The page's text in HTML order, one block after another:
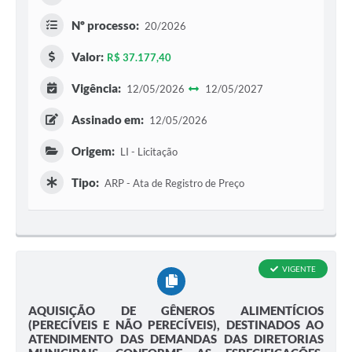
Nº processo: 20/2026
Valor: R$ 37.177,40
Vigência: 12/05/2026 12/05/2027
Assinado em: 12/05/2026
Origem: LI - Licitação
Tipo: ARP - Ata de Registro de Preço
AQUISIÇÃO DE GÊNEROS ALIMENTÍCIOS
(PERECÍVEIS E NÃO PERECÍVEIS), DESTINADOS AO
ATENDIMENTO DAS DEMANDAS DAS DIRETORIAS
VIGENTE